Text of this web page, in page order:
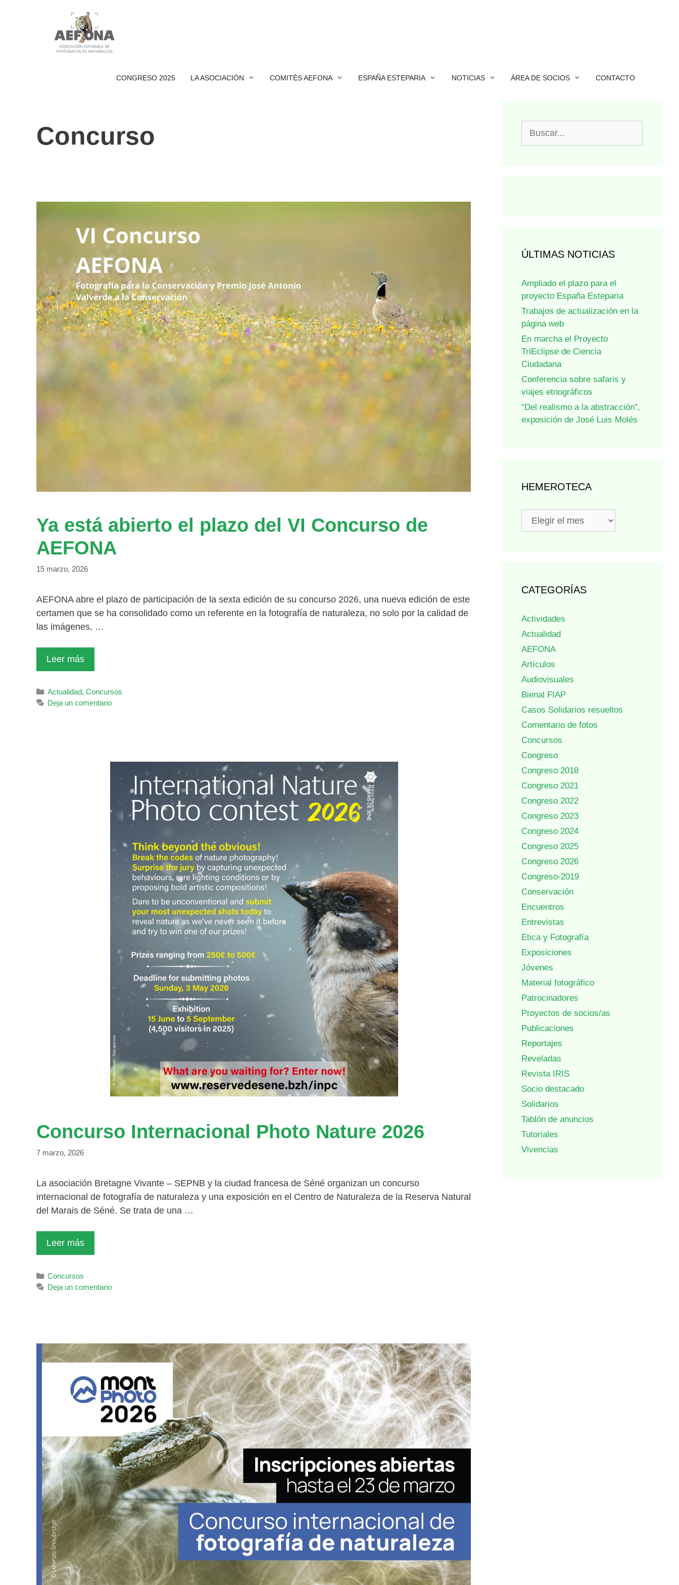
CONGRESO 2025 LA ASOCIACIÓN COMITÉS AEFONA ESPAÑA ESTEPARIA NOTICIAS ÁREA DE SOCIOS CONTACTO
Concurso
Ya está abierto el plazo del VI Concurso de
AEFONA
15 marzo, 2026
AEFONA abre el plazo de participación de la sexta edición de su concurso 2026, una nueva edición de este
certamen que se ha consolidado como un referente en la fotografía de naturaleza, no solo por la calidad de
las imágenes, …
Leer más
Categorías
Actualidad,Concursos
Deja un comentario
Concurso Internacional Photo Nature 2026
7 marzo, 2026
La asociación Bretagne Vivante – SEPNB y la ciudad francesa de Séné organizan un concurso
internacional de fotografía de naturaleza y una exposición en el Centro de Naturaleza de la Reserva Natural
del Marais de Séné. Se trata de una …
Leer más
Categorías
Concursos
Deja un comentario
ÚLTIMAS NOTICIAS
Ampliado el plazo para el
proyecto España Esteparia
Trabajos de actualización en la
página web
En marcha el Proyecto
TriEclipse de Ciencia
Ciudadana
Conferencia sobre safaris y
viajes etnográficos
“Del realismo a la abstracción”,
exposición de José Luis Molés
HEMEROTECA
Hemeroteca
CATEGORÍAS
Actividades
Actualidad
AEFONA
Artículos
Audiovisuales
Bienal FIAP
Casos Solidarios resueltos
Comentario de fotos
Concursos
Congreso
Congreso 2018
Congreso 2021
Congreso 2022
Congreso 2023
Congreso 2024
Congreso 2025
Congreso 2026
Congreso-2019
Conservación
Encuentros
Entrevistas
Etica y Fotografía
Exposiciones
Jóvenes
Material fotográfico
Patrocinadores
Proyectos de socios/as
Publicaciones
Reportajes
Reveladas
Revista IRIS
Socio destacado
Solidarios
Tablón de anuncios
Tutoriales
Vivencias